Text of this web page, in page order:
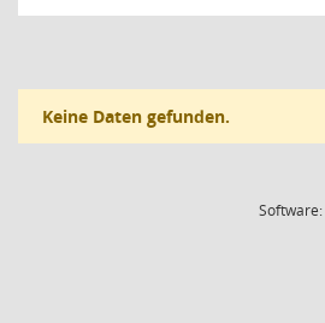
Keine Daten gefunden.
Software: